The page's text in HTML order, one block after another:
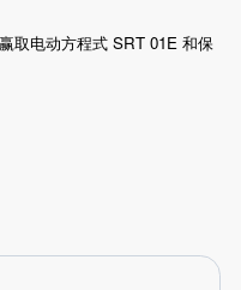
取电动方程式 SRT 01E 和保